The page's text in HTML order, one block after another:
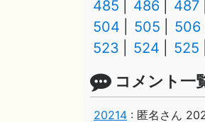
485 486 487
504
505 506
523
524 525
コメント一
20214 : 匿名さん